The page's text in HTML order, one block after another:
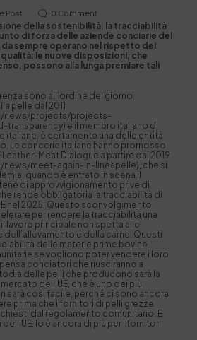
Post 0 Comment
della sostenibilità, la tracciabilità
di forza delle aziende conciarie del
sempre operano nel rispetto dei
le nuove disposizioni, che
possono alla lunga premiare tali
sono all’ordine del giorno
pelle dal 2011
news/projects/projects-
e il membro italiano di
italiane, è certamente una delle entità
Le concerie italiane hanno promosso
Leather-Meat Dialogue a partire dal 2019
meet-again-in-lineapelle), che si
quando è entrato in scena il
di approvvigionamento prive di
rende obbligatoria la tracciabilità di
nel 2025. Questo sconvolgimento
per rendere la tracciabilità una
lavoro principale non spetta alle
e della carne. Questi
delle materie prime bovine
se vogliono poter vendere i loro
conciatori che riusciranno a
delle pelli che producono sarà la
dell’UE, che è uno dei più
sarà cosi facile, perché ci sono ancora
prima che i fornitori di pelli grezze
dal regolamento comunitario. E
lo è ancora di più per i fornitori